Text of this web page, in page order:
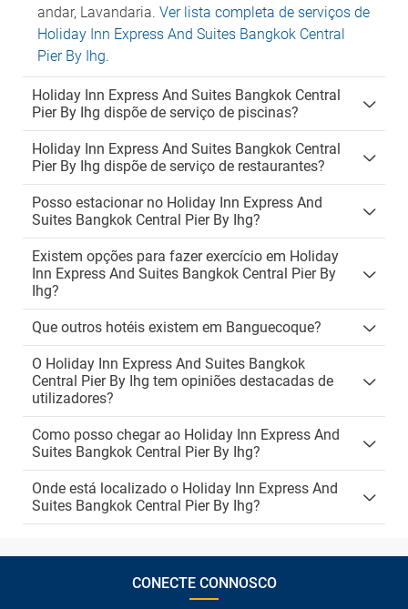
andar, Lavandaria. Ver lista completa de serviços de
Holiday Inn Express And Suites Bangkok Central
Pier By Ihg.
Holiday Inn Express And Suites Bangkok Central
Pier By Ihg dispõe de serviço de piscinas?
Holiday Inn Express And Suites Bangkok Central
Pier By Ihg dispõe de serviço de restaurantes?
Posso estacionar no Holiday Inn Express And
Suites Bangkok Central Pier By Ihg?
Existem opções para fazer exercício em Holiday
Inn Express And Suites Bangkok Central Pier By
Ihg?
Que outros hotéis existem em Banguecoque?
O Holiday Inn Express And Suites Bangkok
Central Pier By Ihg tem opiniões destacadas de
utilizadores?
Como posso chegar ao Holiday Inn Express And
Suites Bangkok Central Pier By Ihg?
Onde está localizado o Holiday Inn Express And
Suites Bangkok Central Pier By Ihg?
CONECTE CONNOSCO